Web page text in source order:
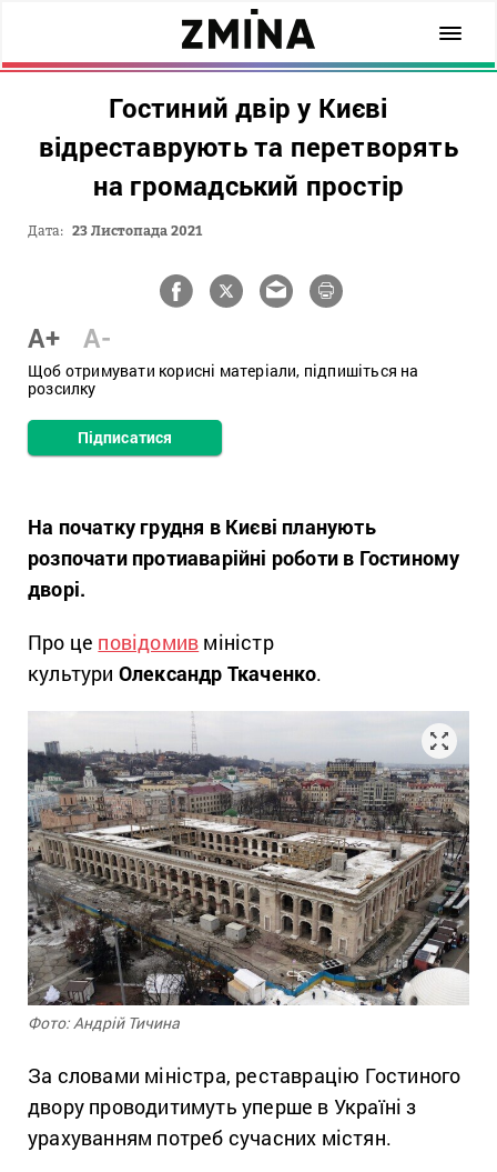
Гостиний двір у Києві
відреставрують та перетворять
на громадський простір
Дата: 23 Листопада 2021
A+ A-
Щоб отримувати корисні матеріали, підпишіться на
розсилку
Підписатися
На початку грудня в Києві планують
розпочати протиаварійні роботи в Гостиному
дворі.
Про це повідомив міністр
культури Олександр Ткаченко.
Фото: Андрій Тичина
За словами міністра, реставрацію Гостиного
двору проводитимуть уперше в Україні з
урахуванням потреб сучасних містян.